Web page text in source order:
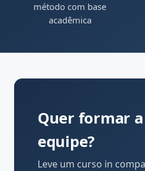
método com base
acadêmica
Quer formar
equipe?
Leve um curso in